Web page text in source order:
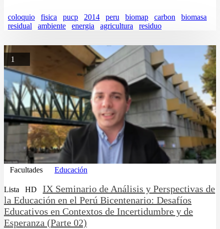
coloquio fisica pucp 2014 peru biomap carbon
biomasa
residual
ambiente energia agricultura residuo
1
Facultades Educación
Lista HD
IX Seminario de Análisis y Perspectivas de
la Educación en el Perú Bicentenario: Desafíos
Educativos en Contextos de Incertidumbre y de
Esperanza (Parte 02)